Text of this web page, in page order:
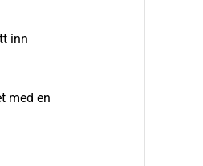
inn
med en